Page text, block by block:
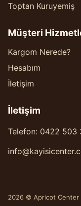
Toptan Kuruyemiş
Müşteri
Kargom Nerede?
Hesabım
İletişim
İletişim
Telefon: 0422 503
2026 © Apricot Center